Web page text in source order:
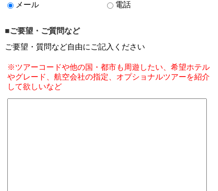
メール 電話
■ご要望・ご質問など
ご要望・質問など自由にご記入ください
※ツアーコードや他の国・都市も周遊したい、希望ホテル
やグレード、航空会社の指定、オプショナルツアーを紹介
して欲しいなど